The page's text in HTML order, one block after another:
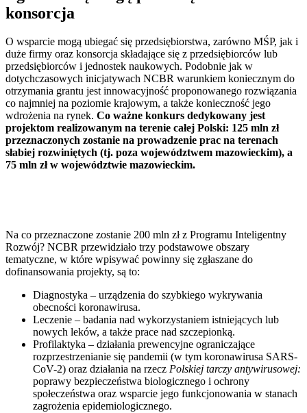
konsorcja
O wsparcie mogą ubiegać się przedsiębiorstwa, zarówno MŚP, jak i
duże firmy oraz konsorcja składające się z przedsiębiorców lub
przedsiębiorców i jednostek naukowych. Podobnie jak w
dotychczasowych inicjatywach NCBR warunkiem koniecznym do
otrzymania grantu jest innowacyjność proponowanego rozwiązania
co najmniej na poziomie krajowym, a także konieczność jego
wdrożenia na rynek. Co ważne konkurs dedykowany jest
projektom realizowanym na terenie całej Polski: 125 mln zł
przeznaczonych zostanie na prowadzenie prac na terenach
słabiej rozwiniętych (tj. poza województwem mazowieckim), a
75 mln zł w województwie mazowieckim.
Na co przeznaczone zostanie 200 mln zł z Programu Inteligentny
Rozwój? NCBR przewidziało trzy podstawowe obszary
tematyczne, w które wpisywać powinny się zgłaszane do
dofinansowania projekty, są to:
Diagnostyka – urządzenia do szybkiego wykrywania
obecności koronawirusa.
Leczenie – badania nad wykorzystaniem istniejących lub
nowych leków, a także prace nad szczepionką.
Profilaktyka – działania prewencyjne ograniczające
rozprzestrzenianie się pandemii (w tym koronawirusa SARS-
CoV-2) oraz działania na rzecz Polskiej tarczy antywirusowej:
poprawy bezpieczeństwa biologicznego i ochrony
społeczeństwa oraz wsparcie jego funkcjonowania w stanach
zagrożenia epidemiologicznego.